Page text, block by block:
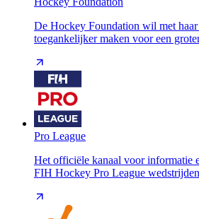
De Hockey Foundation wil met
toegankelijker maken voor een
Pro League
Het officiële kanaal voor informatie
FIH Hockey Pro League wedstrijden